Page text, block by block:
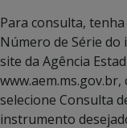
Para consulta,
Número de Série
site da Agência
www.aem.ms.gov.br,
selecione Consulta
instrumento